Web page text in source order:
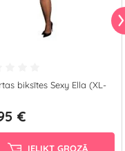
biksītes Sexy Ella (XL-
€
IELIKT GROZĀ